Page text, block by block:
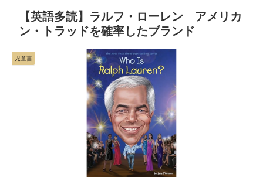
【英語多読】ラルフ・ローレン アメリカ
ン・トラッドを確率したブランド
児童書